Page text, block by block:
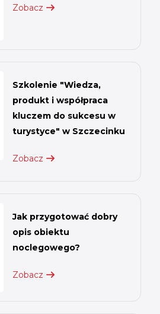
Zobacz
Szkolenie "Wiedza,
produkt i współpraca
kluczem do sukcesu w
turystyce" w Szczecinku
Zobacz
Jak przygotować dobry
opis obiektu
noclegowego?
Zobacz